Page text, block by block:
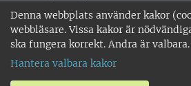
Denna webbplats använder kakor
webbläsare. Vissa kakor är
ska fungera korrekt. Andra är valbara.
Hantera valbara kakor
verksamhet över hela
Alnarp, Uppsala och Umeå.
miljöcertifierat enligt ISO
018-67 10 00 • Org nr: